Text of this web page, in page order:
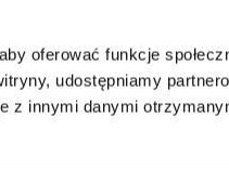
oferować funkcje
udostępniamy
z innymi danymi